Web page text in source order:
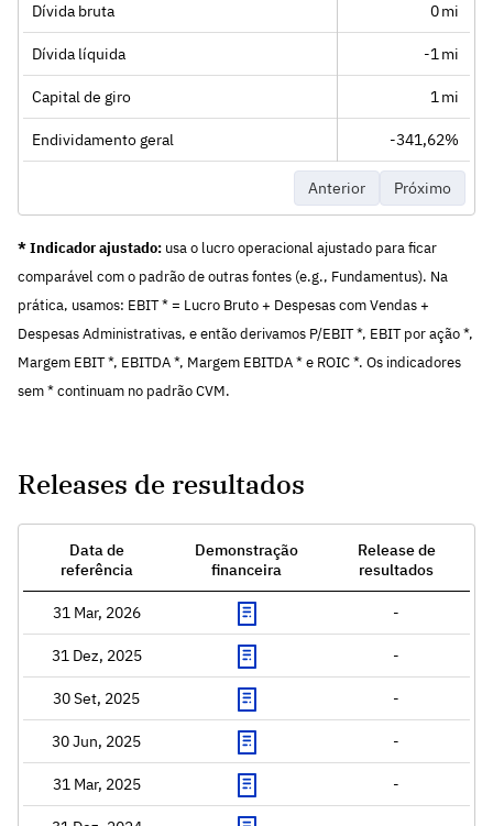
Dívida bruta 0 mi
Dívida líquida -1 mi
Capital de giro 1 mi
Endividamento geral -341,62%
Anterior Próximo
* Indicador ajustado: usa o lucro operacional ajustado para ficar
comparável com o padrão de outras fontes (e.g., Fundamentus). Na
prática, usamos: EBIT * = Lucro Bruto + Despesas com Vendas +
Despesas Administrativas, e então derivamos P/EBIT *, EBIT por ação *,
Margem EBIT *, EBITDA *, Margem EBITDA * e ROIC *. Os indicadores
sem * continuam no padrão CVM.
Releases de resultados
Data de
referência
Demonstração
financeira
Release de
resultados
31 Mar, 2026 -
31 Dez, 2025 -
30 Set, 2025 -
30 Jun, 2025 -
31 Mar, 2025 -